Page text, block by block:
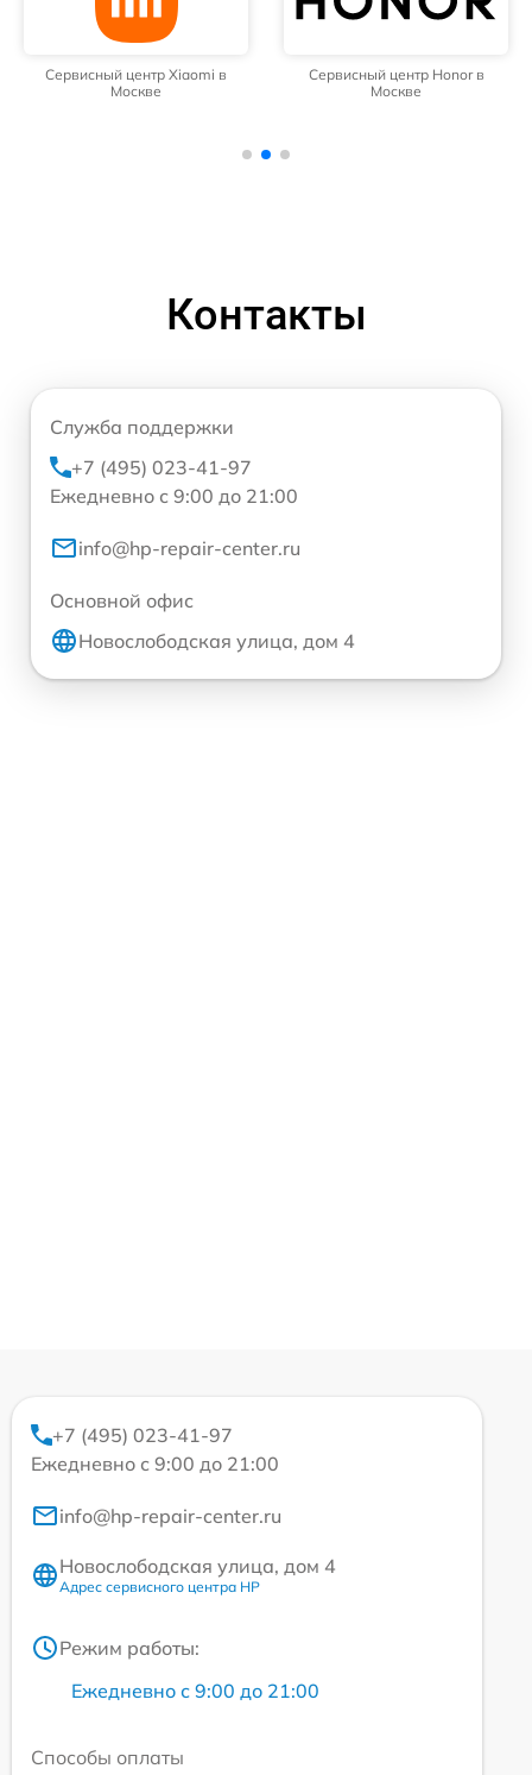
Сервисный центр Xiaomi в
Москве
Сервисный центр Honor в
Москве
Контакты
Служба поддержки
+7 (495) 023-41-97
Ежедневно с 9:00 до 21:00
info@hp-repair-center.ru
Основной офис
Новослободская улица, дом 4
+7 (495) 023-41-97
Ежедневно с 9:00 до 21:00
info@hp-repair-center.ru
Новослободская улица, дом 4
Адрес сервисного центра HP
Режим работы:
Ежедневно с 9:00 до 21:00
Способы оплаты